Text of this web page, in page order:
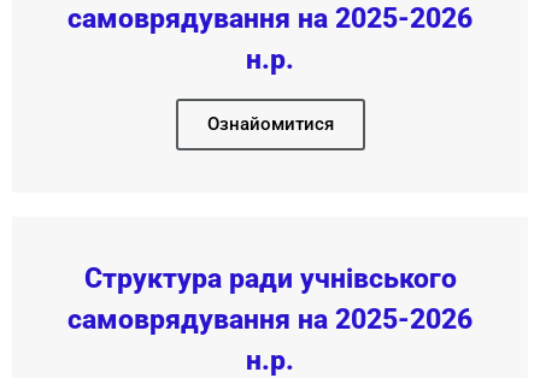
самоврядування на 2025-2026
н.р.
Ознайомитися
Структура ради учнівського
самоврядування на 2025-2026
н.р.